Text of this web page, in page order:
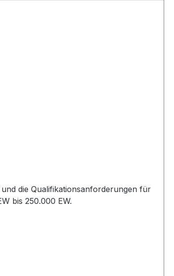
die Qualifikationsanforderungen für
bis 250.000 EW.